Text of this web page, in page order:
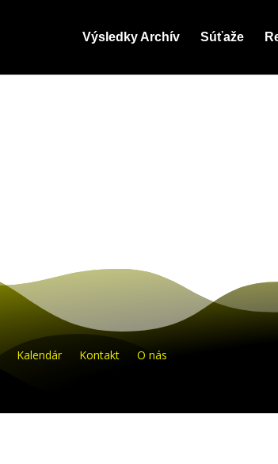
Výsledky Archív Súťaže
Kalendár Kontakt O nás